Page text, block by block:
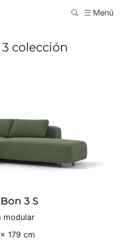
Menú
colección
3 S
modular
179 cm